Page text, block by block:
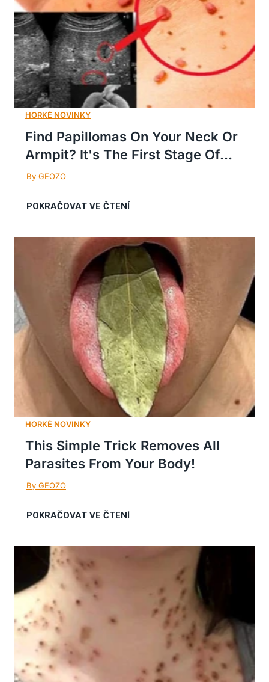
Find Papillomas On Your Neck Or
Armpit? It's The First Stage Of...
This Simple Trick Removes All
Parasites From Your Body!